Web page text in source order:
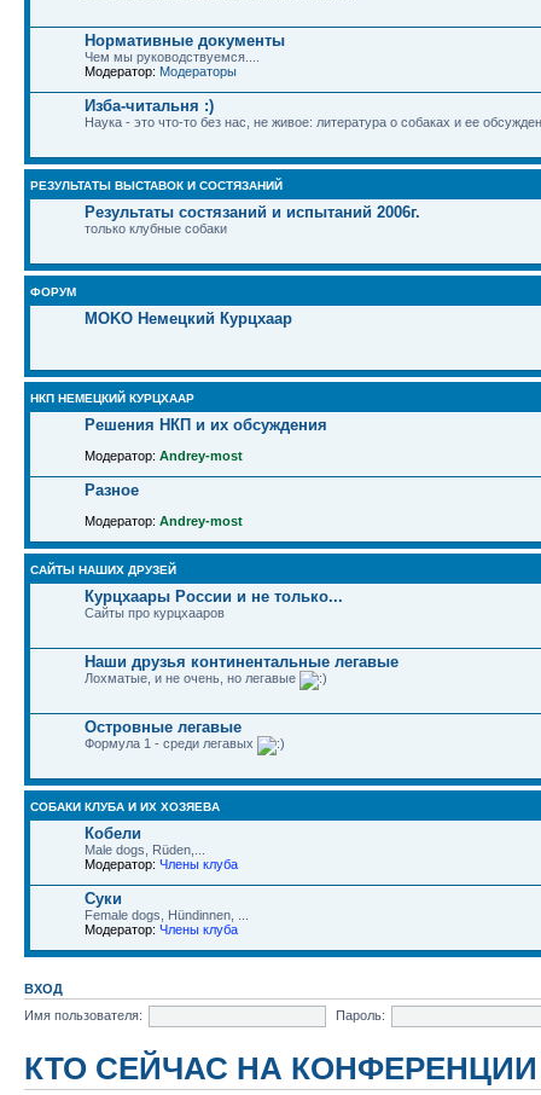
Нормативные документы
Чем мы руководствуемся....
Модератор: Модераторы
Изба-читальня :)
Наука - это что-то без нас, не живое: литература о собаках и ее
РЕЗУЛЬТАТЫ ВЫСТАВОК И СОСТЯЗАНИЙ
Результаты состязаний и испытаний 2006г.
только клубные собаки
ФОРУМ
MOKO Немецкий Курцхаар
НКП НЕМЕЦКИЙ КУРЦХААР
Решения НКП и их обсуждения
Модератор: Andrey-most
Разное
Модератор: Andrey-most
САЙТЫ НАШИХ ДРУЗЕЙ
Курцхаары России и не только...
Сайты про курцхааров
Наши друзья континентальные легавые
Лохматые, и не очень, но легавые
Островные легавые
Формула 1 - среди легавых
СОБАКИ КЛУБА И ИХ ХОЗЯЕВА
Кобели
Male dogs, Rüden,...
Модератор: Члены клуба
Суки
Female dogs, Hündinnen, ...
Модератор: Члены клуба
ВХОД
Имя пользователя:
Пароль:
КТО СЕЙЧАС НА КОНФЕРЕНЦИИ